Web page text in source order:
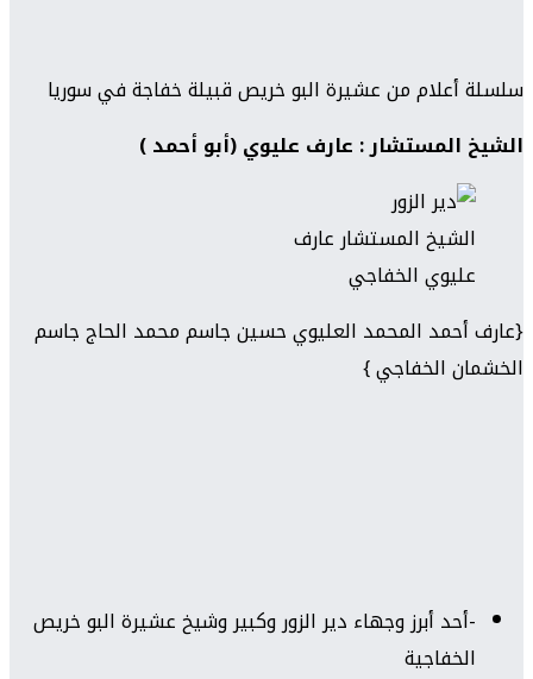
سلسلة أعلام من عشيرة البو خريص قبيلة خفاجة في سوريا
الشيخ المستشار : عارف عليوي (أبو أحمد )
الشيخ المستشار عارف
عليوي الخفاجي
{عارف أحمد المحمد العليوي حسين جاسم محمد الحاج جاسم
الخشمان الخفاجي }
-أحد أبرز وجهاء دير الزور وكبير وشيخ عشيرة البو خريص
الخفاجية